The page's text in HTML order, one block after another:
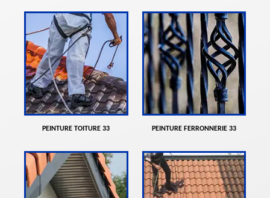
PEINTURE TOITURE 33 PEINTURE FERRONNERIE 33